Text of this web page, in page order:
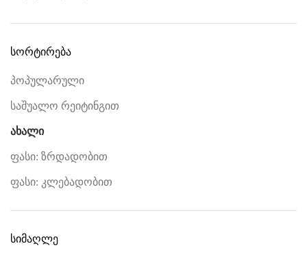
სორტირება
პოპულარული
საშუალო რეიტინგით
ახალი
ფასი: ზრდადობით
ფასი: კლებადობით
სიმაღლე